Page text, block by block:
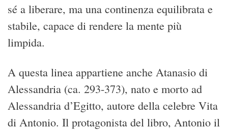
sé a liberare, ma una continenza equilibrata e
stabile, capace di rendere la mente più
limpida.
A questa linea appartiene anche Atanasio di
Alessandria (ca. 293-373), nato e morto ad
Alessandria d’Egitto, autore della celebre Vita
di Antonio. Il protagonista del libro, Antonio il